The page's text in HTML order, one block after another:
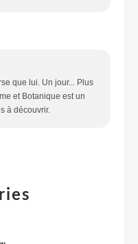
que lui. Un jour... Plus
et Botanique est un
à découvrir.